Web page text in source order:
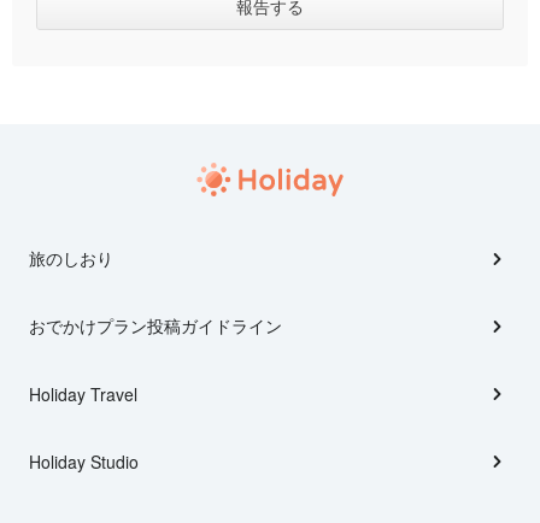
旅のしおり
おでかけプラン投稿ガイドライン
Holiday Travel
Holiday Studio